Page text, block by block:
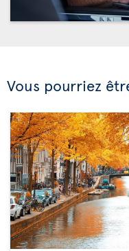
Vous pourriez